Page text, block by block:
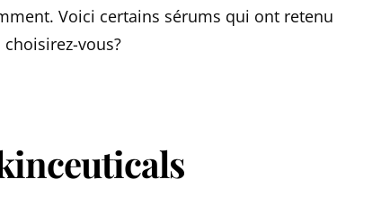
Voici certains sérums qui ont retenu
vous?